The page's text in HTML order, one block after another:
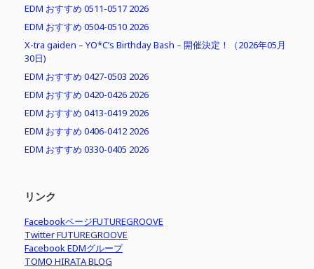
EDM おすすめ 0511-0517 2026
EDM おすすめ 0504-0510 2026
X-tra gaiden – YO*C’s Birthday Bash – 開催決定！（2026年05月
30日)
EDM おすすめ 0427-0503 2026
EDM おすすめ 0420-0426 2026
EDM おすすめ 0413-0419 2026
EDM おすすめ 0406-0412 2026
EDM おすすめ 0330-0405 2026
リンク
FacebookページFUTUREGROOVE
Twitter FUTUREGROOVE
Facebook EDMグループ
TOMO HIRATA BLOG